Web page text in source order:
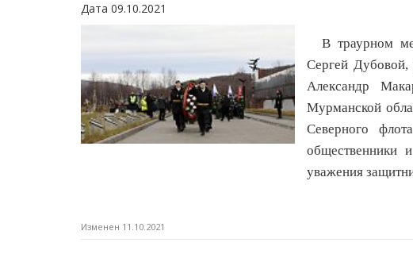
Дата 09.10.2021
В траурном
Сергей Дубовой,
Александр
Мурманской
Северного
общественники
уважения
Изменен 11.10.2021